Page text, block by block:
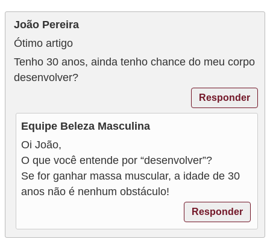
João Pereira
Ótimo artigo
Tenho 30 anos, ainda tenho chance do meu corpo
desenvolver?
Responder
Equipe Beleza Masculina
Oi João,
O que você entende por “desenvolver”?
Se for ganhar massa muscular, a idade de 30
anos não é nenhum obstáculo!
Responder